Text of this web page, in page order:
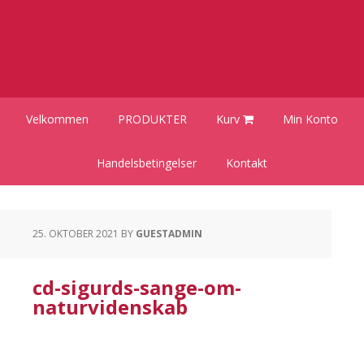
Velkommen PRODUKTER Kurv Min Konto
Handelsbetingelser Kontakt
25. OKTOBER 2021 BY GUESTADMIN
cd-sigurds-sange-om-
naturvidenskab